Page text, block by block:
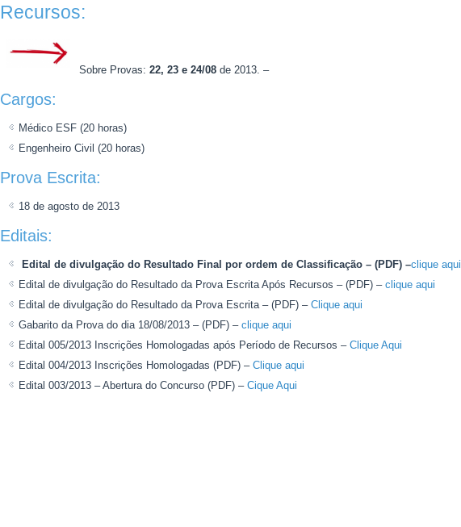
Recursos:
Sobre Provas: 22, 23 e 24/08 de 2013. –
Cargos:
Médico ESF (20 horas)
Engenheiro Civil (20 horas)
Prova Escrita:
18 de agosto de 2013
Editais:
Edital de divulgação do Resultado Final por ordem de Classificação – (PDF) –clique aqui
Edital de divulgação do Resultado da Prova Escrita Após Recursos – (PDF) – clique aqui
Edital de divulgação do Resultado da Prova Escrita – (PDF) – Clique aqui
Gabarito da Prova do dia 18/08/2013 – (PDF) – clique aqui
Edital 005/2013 Inscrições Homologadas após Período de Recursos – Clique Aqui
Edital 004/2013 Inscrições Homologadas (PDF) – Clique aqui
Edital 003/2013 – Abertura do Concurso (PDF) – Cique Aqui